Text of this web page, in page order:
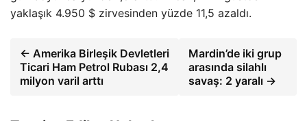
yaklaşık 4.950 $ zirvesinden yüzde 11,5 azaldı.
← Amerika Birleşik Devletleri
Ticari Ham Petrol Rubası 2,4
milyon varil arttı
Mardin’de iki grup
arasında silahlı
savaş: 2 yaralı →